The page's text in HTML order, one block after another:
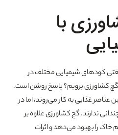
با
کودهای شیمیایی مختلف در
کشاورزی برویم؟ پاسخ روشن است.
عناصر غذایی به کار می‌روند، اما در
ندارند. گچ کشاورزی علاوه بر
را بهبود می‌دهد و اثرات